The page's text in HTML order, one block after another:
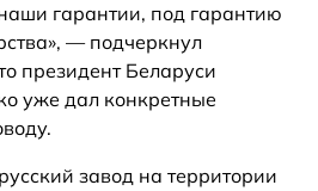
гарантии, под гарантию
— подчеркнул
президент Беларуси
уже дал конкретные
завод на территории